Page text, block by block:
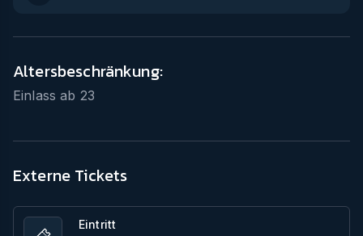
Altersbeschränkung:
Einlass ab 23
Externe Tickets
Eintritt